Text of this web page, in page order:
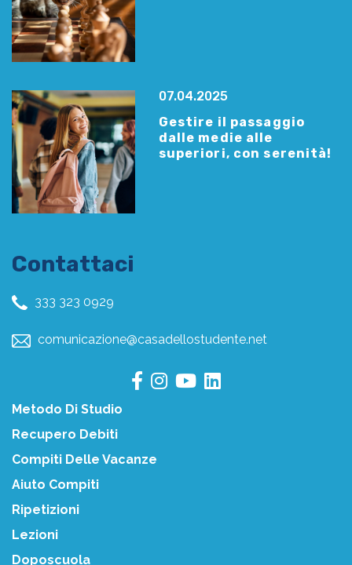
07.04.2025
Gestire il passaggio
dalle medie alle
superiori, con serenità!
Contattaci
333 323 0929
comunicazione@casadellostudente.net
Metodo Di Studio
Recupero Debiti
Compiti Delle Vacanze
Aiuto Compiti
Ripetizioni
Lezioni
Doposcuola